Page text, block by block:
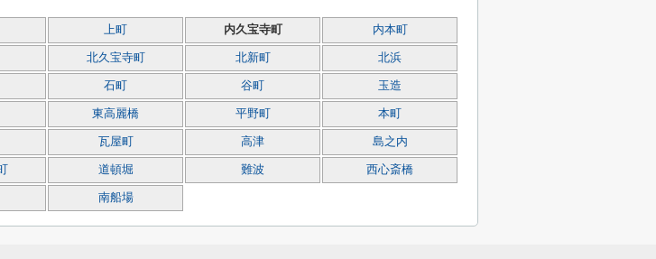
上町 内久宝寺町 内本町
北久宝寺町 北新町 北浜
石町 谷町 玉造
東高麗橋 平野町 本町
瓦屋町 高津 島之内
道頓堀 難波 西心斎橋
南船場